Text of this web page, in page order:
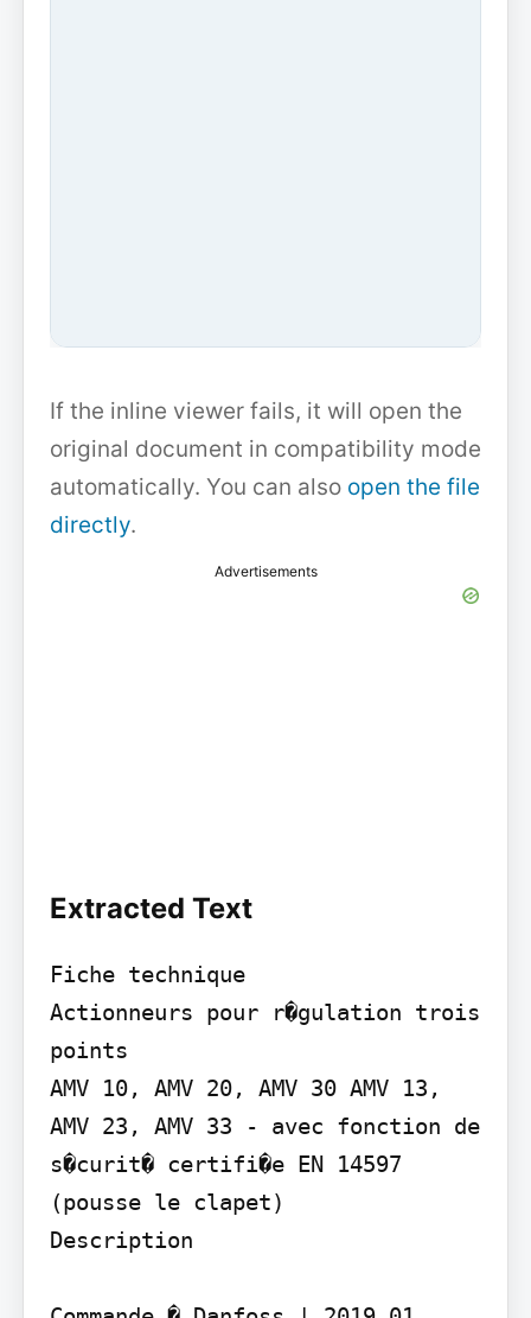
If the inline viewer fails, it will open the
original document in compatibility mode
automatically. You can also open the file
directly.
Advertisements
Extracted Text
Fiche technique
Actionneurs pour r�gulation trois
points
AMV 10, AMV 20, AMV 30 AMV 13,
AMV 23, AMV 33 - avec fonction de
s�curit� certifi�e EN 14597
(pousse le clapet)
Description